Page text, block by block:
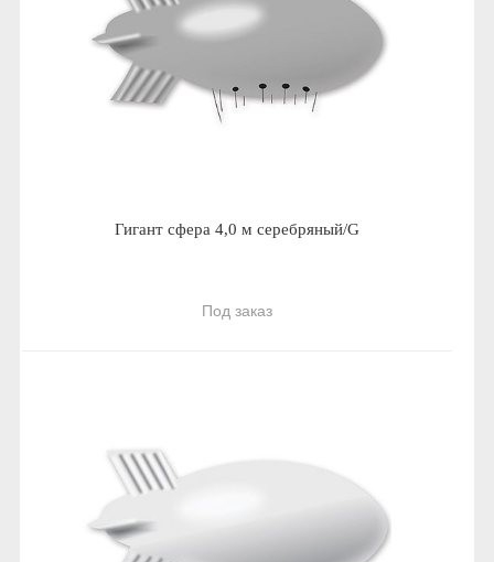
Гигант сфера 4,0 м серебряный/G
Под заказ